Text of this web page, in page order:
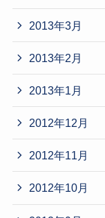
2013年3月
2013年2月
2013年1月
2012年12月
2012年11月
2012年10月